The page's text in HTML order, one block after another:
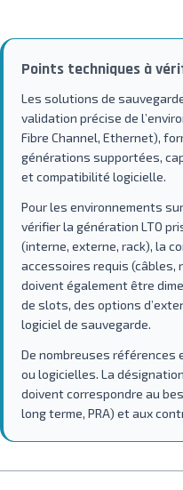
Points techniques à
Les solutions de
validation précise de
Fibre Channel, Ethernet),
générations supportées,
et compatibilité logicielle.
Pour les environnements
vérifier la génération LTO
(interne, externe, rack), la
accessoires requis (câbles,
doivent également être
de slots, des options
logiciel de sauvegarde.
De nombreuses
ou logicielles. La
doivent correspondre au
long terme, PRA) et aux